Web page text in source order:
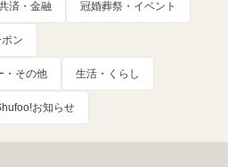
済・金融 冠婚葬祭・イベント
ン
・その他 生活・くらし
お知らせ